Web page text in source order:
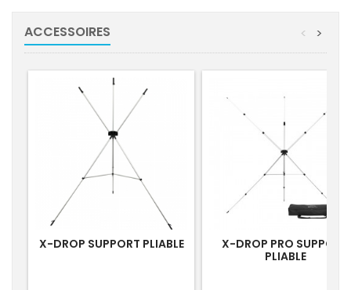
ACCESSOIRES >
<
X-DROP SUPPORT PLIABLE
X-DROP PRO SUPPORT
PLIABLE